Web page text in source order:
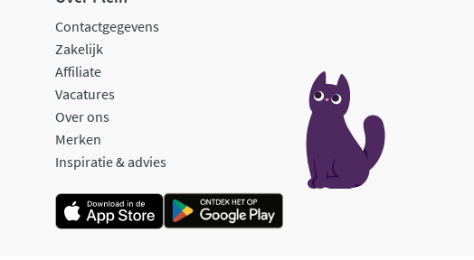
Contactgegevens
Zakelijk
Affiliate
Vacatures
Over ons
Merken
Inspiratie & advies